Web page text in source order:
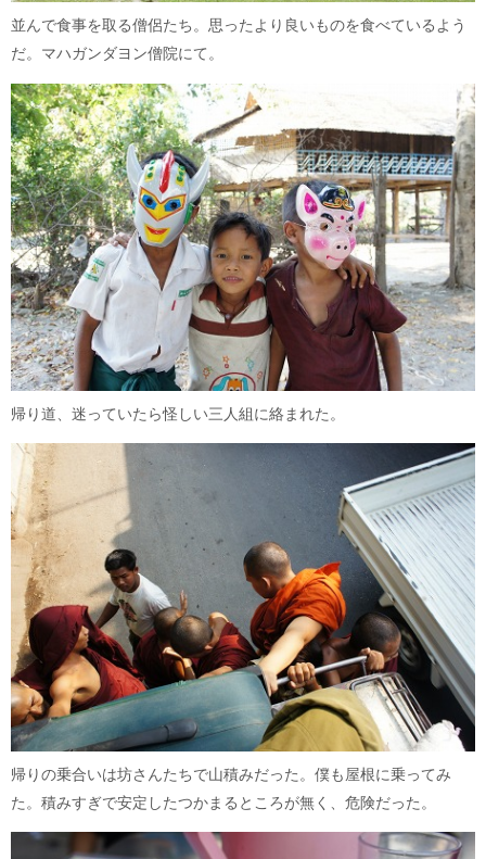
並んで食事を取る僧侶たち。思ったより良いものを食べているよう
だ。マハガンダヨン僧院にて。
帰り道、迷っていたら怪しい三人組に絡まれた。
帰りの乗合いは坊さんたちで山積みだった。僕も屋根に乗ってみ
た。積みすぎで安定したつかまるところが無く、危険だった。